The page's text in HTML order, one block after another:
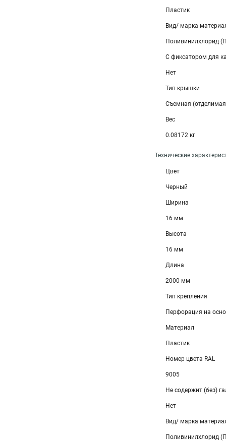
Пластик
Вид/ марка
Поливинилхлорид
С фиксатором для
Нет
Тип крышки
Съемная
Вес
0.08172 кг
Технические
Цвет
Черный
Ширина
16 мм
Высота
16 мм
Длина
2000 мм
Тип крепления
Перфорация на
Материал
Пластик
Номер цвета RAL
9005
Не содержит (без)
Нет
Вид/ марка
Поливинилхлорид